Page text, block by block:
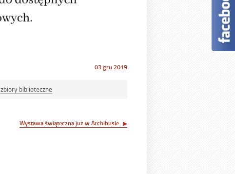
Opublikowano
03 gru 2019
zbiory biblioteczne
Wystawa świąteczna już w Archibusie